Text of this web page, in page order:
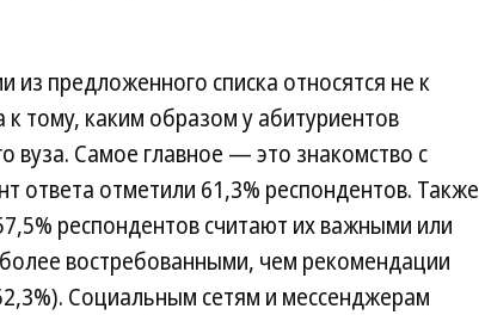
предложенного списка относятся не к
тому, каким образом у абитуриентов
вуза. Самое главное — это знакомство с
ответа отметили 61,3% респондентов. Также
респондентов считают их важными или
востребованными, чем рекомендации
Социальным сетям и мессенджерам